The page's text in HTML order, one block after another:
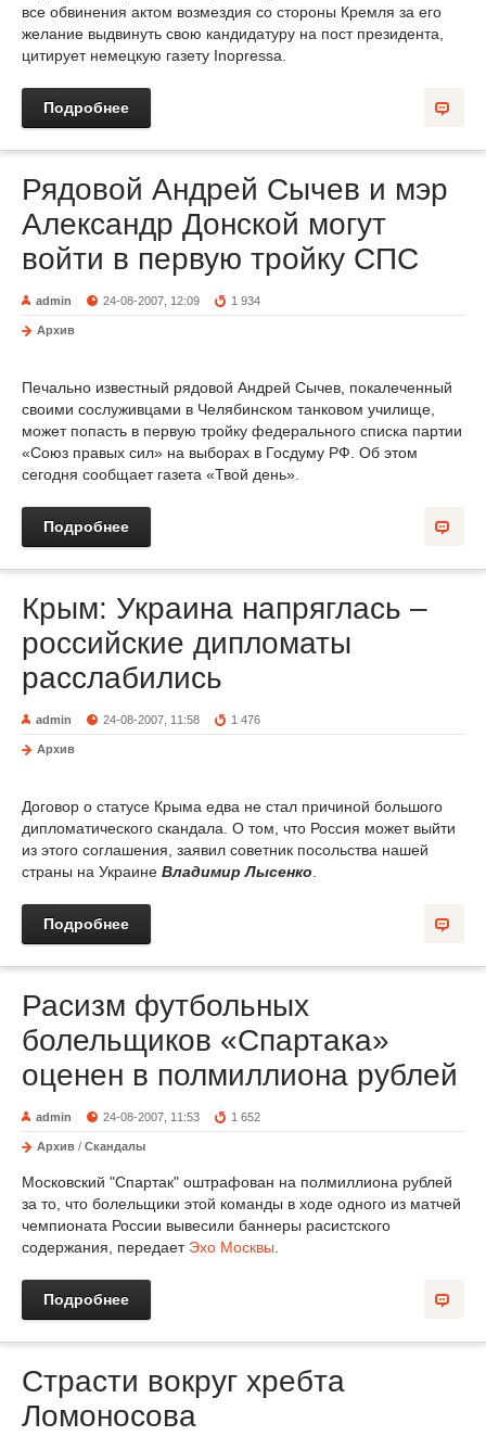
все обвинения актом возмездия со стороны Кремля за его
желание выдвинуть свою кандидатуру на пост президента,
цитирует немецкую газету Inopressa.
Подробнее
Рядовой Андрей Сычев и мэр
Александр Донской могут
войти в первую тройку СПС
admin 24-08-2007, 12:09 1 934
Архив
Печально известный рядовой Андрей Сычев, покалеченный
своими сослуживцами в Челябинском танковом училище,
может попасть в первую тройку федерального списка партии
«Союз правых сил» на выборах в Госдуму РФ. Об этом
сегодня сообщает газета «Твой день».
Подробнее
Крым: Украина напряглась –
российские дипломаты
расслабились
admin 24-08-2007, 11:58 1 476
Архив
Договор о статусе Крыма едва не стал причиной большого
дипломатического скандала. О том, что Россия может выйти
из этого соглашения, заявил советник посольства нашей
страны на Украине Владимир Лысенко
Подробнее
Расизм футбольных
болельщиков «Спартака»
оценен в полмиллиона рублей
admin 24-08-2007, 11:53 1 652
Архив / Скандалы
Московский "Спартак" оштрафован на полмиллиона рублей
за то, что болельщики этой команды в ходе одного из матчей
чемпионата России вывесили баннеры расистского
содержания, передает Эхо Москвы
Подробнее
Страсти вокруг хребта
Ломоносова